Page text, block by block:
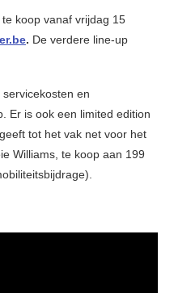
koop vanaf vrijdag 15
. De verdere line-up
en
Er is ook een limited edition
tot het vak net voor het
Williams, te koop aan 199